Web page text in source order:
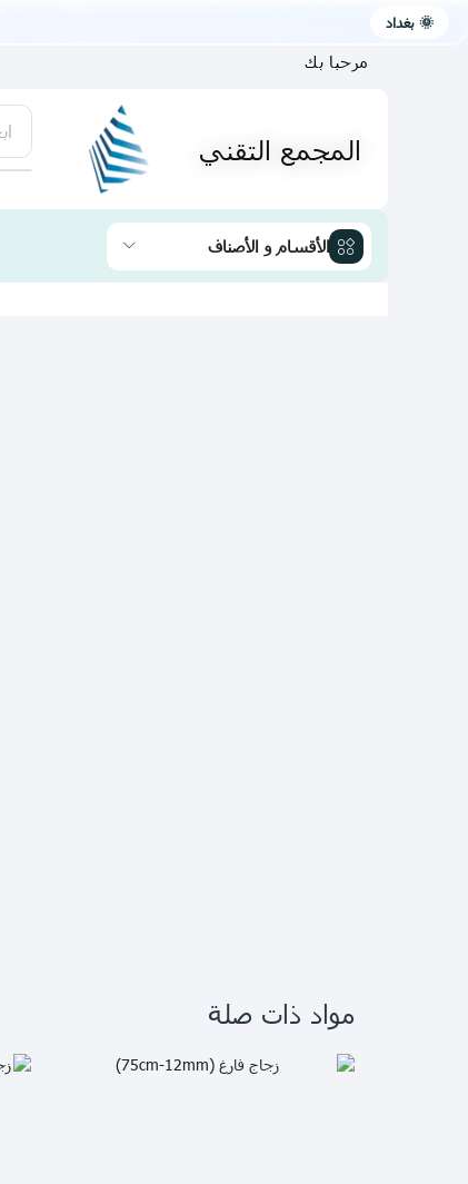
🌞 بغداد
مرحبا بك
المجمع التقني
الأقسام و الأصناف
مواد ذات صلة